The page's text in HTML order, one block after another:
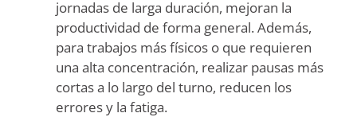
jornadas de larga duración, mejoran la
productividad de forma general. Además,
para trabajos más físicos o que requieren
una alta concentración, realizar pausas más
cortas a lo largo del turno, reducen los
errores y la fatiga.